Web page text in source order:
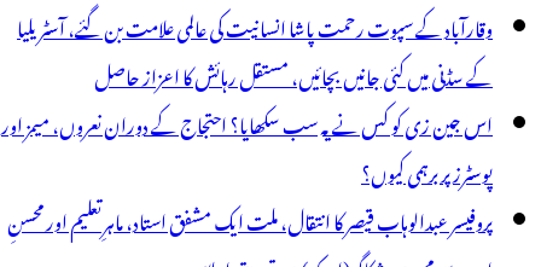
وقارآباد کے سپوت رحمت پاشا انسانیت کی عالمی علامت بن گئے، آسٹریلیا
کے سڈنی میں کئی جانیں بچائیں، مستقل رہائش کا اعزاز حاصل
اس جین زی کو کس نے یہ سب سکھایا؟ احتجاج کے دوران نعروں، میمز اور
پوسٹرز پر برہمی کیوں؟
پروفیسر عبدالوہاب قیصر کا انتقال، ملت ایک مشفق استاد، ماہرِتعلیم اور محسنِ